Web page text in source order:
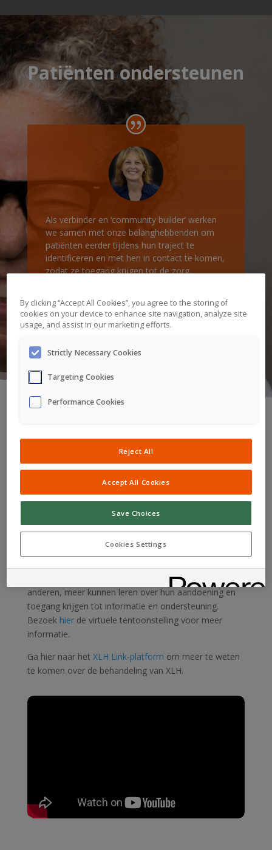
Patiënten ondersteunen
Als verbinder en ‘community builder’ werken
we samen met onze belanghebbenden om
patiënten eerder tijdens hun traject te
identificeren en met hen in contact te komen,
zodat ze toegang krijgen tot de zorg,
Senior Vice President (SVP) Head of
(KKI)
Een licht werpen op
XLH
A Light on XLH’-campagne en
ervaring zijn opgezet om de verhalen te vertellen van
11 inspirerende mensen die leven met XLH.
kunnen herkennen in de verhalen en levens van
anderen, meer kunnen leren over hun aandoening en
toegang krijgen tot informatie en ondersteuning.
Bezoek hierde virtuele tentoonstelling voor meer
informatie.
Ga hier naar het XLH Link-platform om meer te weten
te komen over de behandeling van XLH.
By clicking “Accept All Cookies”, you agree to the storing of
cookies on your device to enhance site navigation, analyze site
usage, and assist in our marketing efforts.
Strictly Necessary Cookies
Targeting Cookies
Performance Cookies
Reject All
Accept All Cookies
Save Choices
Cookies Settings